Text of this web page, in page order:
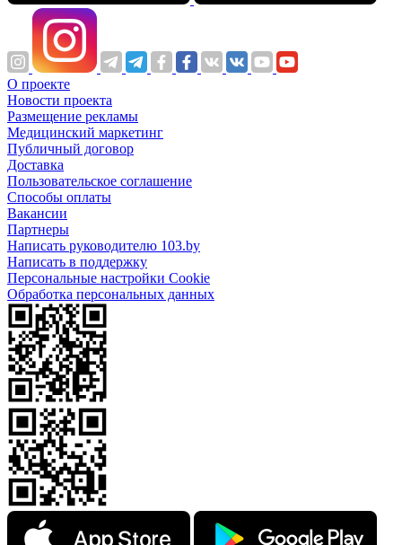
О проекте
Новости проекта
Размещение рекламы
Медицинский маркетинг
Публичный договор
Доставка
Пользовательское соглашение
Способы оплаты
Вакансии
Партнеры
Написать руководителю 103.by
Написать в поддержку
Персональные настройки Cookie
Обработка персональных данных